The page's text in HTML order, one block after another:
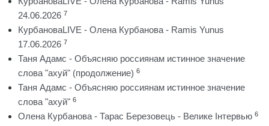
24.06.2026 7
КурбановаLIVE - Олена Курбанова - Ramis Yunus
17.06.2026 7
Таня Адамс - Объясняю россиянам истинное значение
слова "ахуй" (продолжение) 6
Таня Адамс - Объясняю россиянам истинное значение
слова "ахуй" 6
Олена Курбанова - Тарас Березовець - Велике Інтервью 6